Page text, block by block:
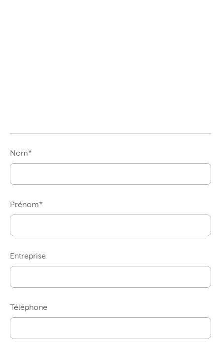
Nom*
Prénom*
Entreprise
Téléphone